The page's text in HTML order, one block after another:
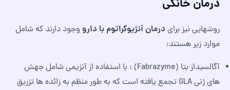
درمان خانگی
روشهایی نیز برای درمان آنژیوکراتوم با دارو وجود دارند که شامل
موارد زیر هستند:
آگالسیداز بتا (Fabrazyme) : با استفاده از آنزیمی شامل جهش
های ژنی GLA تجمع یافته است که به طور منظم به زائده ها تزریق